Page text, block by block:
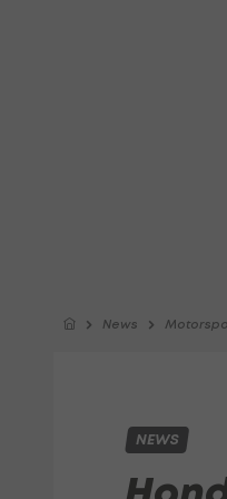
News
NEWS